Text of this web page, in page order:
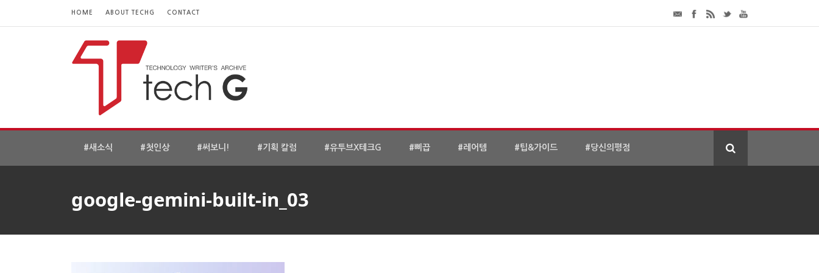
HOME ABOUT TECHG CONTACT
#새소식 #첫인상 #써보니! #기획 칼럼 #유투브X테크G #삐끕 #레어템 #팁&가이드 #당신의평점
google-gemini-built-in_03